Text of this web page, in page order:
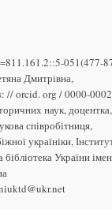
051(477-
Дмитрівна,
// orcid. org / 0000-
наук, доцентка,
співробітниця,
україніки,
бібліотека України